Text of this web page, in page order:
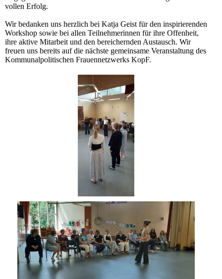
vollen Erfolg.
Wir bedanken uns herzlich bei Katja Geist für den inspirierenden
Workshop sowie bei allen Teilnehmerinnen für ihre Offenheit,
ihre aktive Mitarbeit und den bereichernden Austausch. Wir
freuen uns bereits auf die nächste gemeinsame Veranstaltung des
Kommunalpolitischen Frauennetzwerks KopF.